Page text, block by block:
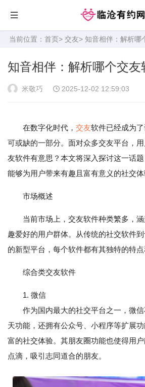
当前位置： 首页> 交友> 知音相伴：解析哪
知音相伴：解析哪个交友
米敬巧 2025-12-02 12:59:03
在数字化时代， 交友软件已经成为
可或缺的一部分。面对众多交友平台，
友软件有意思？本文将深入探讨这一话
能够为用户带来有趣且富有意义的社交体
市场概述
当前市场上，交友软件种类繁多，
趣爱好的用户群体。从传统的社交软件
的新型平台，每个软件都有其独特的特点
综合类交友软件
1. 微信
作为国内最大的社交平台之一，微信
天功能，还拥有公众号、小程序等扩展
富的社交体验。其朋友圈功能也使得用
点滴，吸引志同道合的朋友。